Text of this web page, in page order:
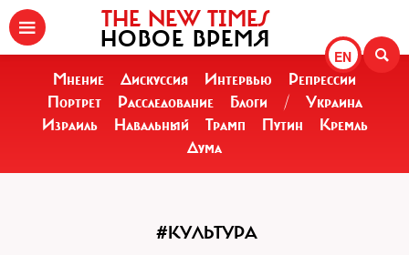
EN
THE NEW TIMES
НОВОЕ ВРЕМЯ
Мнение Дискуссия Интервью
Репрессии
Портрет
Расследование Блоги /
Украина
Израиль
Навальный Трамп Путин
Кремль
Дума
#КУЛЬТУРА